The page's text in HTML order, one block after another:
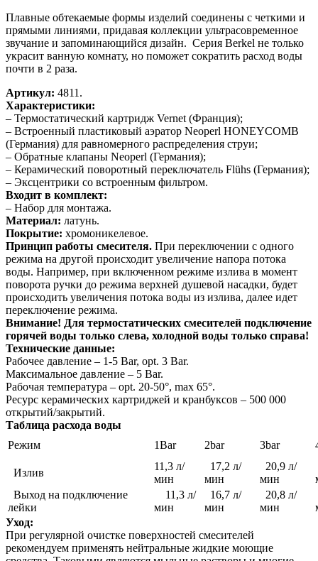
Плавные обтекаемые формы изделий соединены с четкими и
прямыми линиями, придавая коллекции ультрасовременное
звучание и запоминающийся дизайн. Серия Berkel не только
украсит ванную комнату, но поможет сократить расход воды
почти в 2 раза.
Артикул: 4811.
Характеристики:
– Термостатический картридж Vernet (Франция);
– Встроенный пластиковый аэратор Neoperl HONEYCOMB
(Германия) для равномерного распределения струи;
– Обратные клапаны Neoperl (Германия);
– Керамический поворотный переключатель Flühs (Германия);
– Эксцентрики со встроенным фильтром.
Входит в комплект:
– Набор для монтажа.
Материал: латунь.
Покрытие: хромоникелевое.
Принцип работы смесителя. При переключении с одного
режима на другой происходит увеличение напора потока
воды. Например, при включенном режиме излива в момент
поворота ручки до режима верхней душевой насадки, будет
происходить увеличения потока воды из излива, далее идет
переключение режима.
Внимание! Для термостатических смесителей подключение
горячей воды только слева, холодной воды только справа!
Технические данные:
Рабочее давление – 1-5 Bar, opt. 3 Bar.
Максимальное давление – 5 Bar.
Рабочая температура – opt. 20-50°, max 65°.
Ресурс керамических картриджей и кранбуксов – 500 000
открытий/закрытий.
Таблица расхода воды
Режим
1Bar 2bar 3bar
Излив
11,3 л/
мин
17,2 л/
мин
20,9 л/
мин
Выход на подключение
лейки
11,3 л/
мин
16,7 л/
мин
20,8 л/
мин
Уход:
При регулярной очистке поверхностей смесителей
рекомендуем применять нейтральные жидкие моющие